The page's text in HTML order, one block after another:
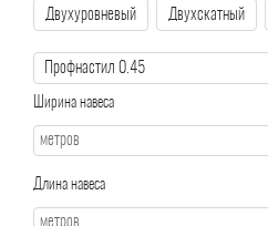
Двухуровневый Двухскатный
Ширина навеса
Длина навеса